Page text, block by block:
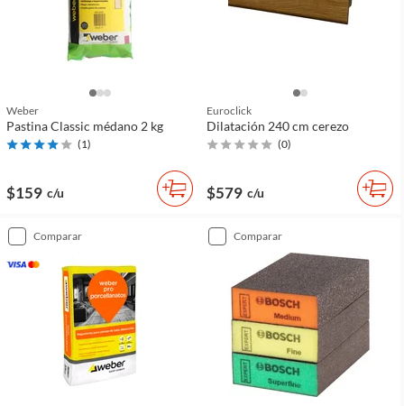
Weber
Pastina Classic médano 2 kg
(1)
$159 c/u
Euroclick
Dilatación 240 cm cerezo
(0)
$579 c/u
comparar comparar